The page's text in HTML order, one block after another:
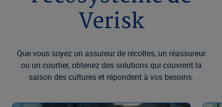
Verisk
Que vous soyez un assureur de récoltes, un réassureur
ou un courtier, obtenez des solutions qui couvrent la
saison des cultures et répondent à vos besoins.